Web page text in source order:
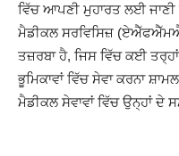
ਵਿੱਚ ਆਪਣੀ ਮੁਹਾਰਤ ਲਈ
ਮੈਡੀਕਲ ਸਰਵਿਸਿਜ਼
ਤਜ਼ਰਬਾ ਹੈ, ਜਿਸ ਵਿੱਚ ਕਈ
ਭੂਮਿਕਾਵਾਂ ਵਿੱਚ ਸੇਵਾ ਕਰਨਾ
ਮੈਡੀਕਲ ਸੇਵਾਵਾਂ ਵਿੱਚ ਉਨ੍ਹਾਂ